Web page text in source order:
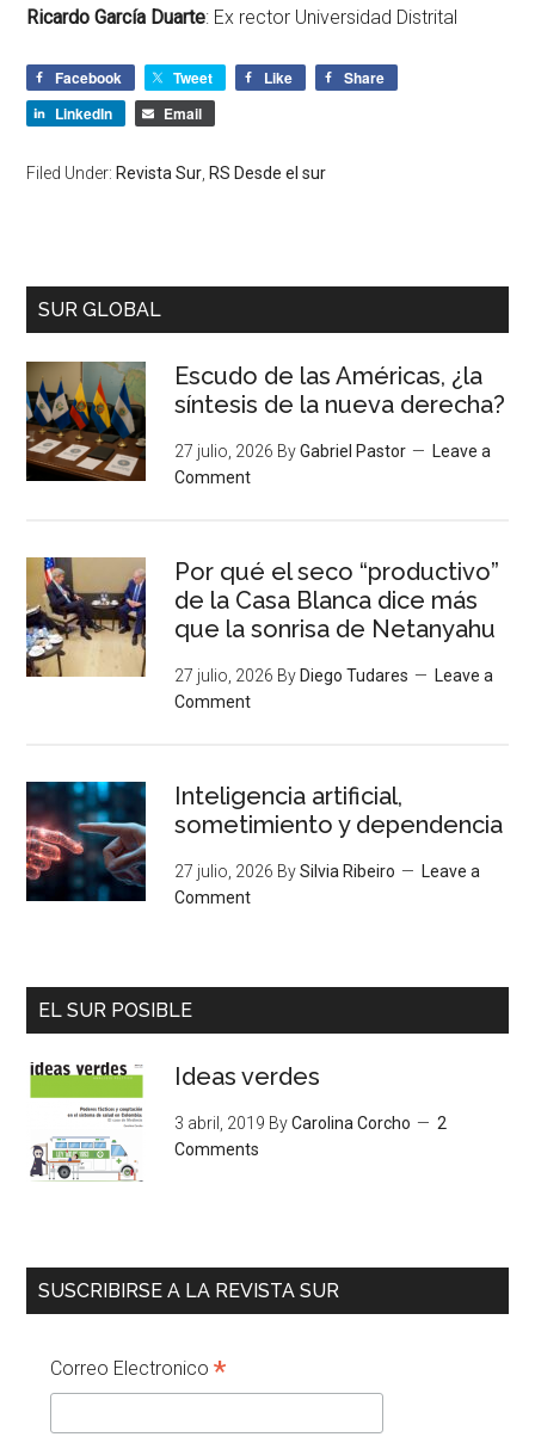
Ricardo García Duarte: Ex rector Universidad Distrital
Facebook Tweet Like
Share
LinkedIn
Email
Filed Under: Revista Sur RS Desde el sur
SUR GLOBAL
Escudo de las Américas, ¿la
síntesis de la nueva derecha?
27 julio, 2026 ByGabriel Pastor
Leave a
Comment
Por qué el seco “productivo”
de la Casa Blanca dice más
que la sonrisa de Netanyahu
27 julio, 2026 By Diego Tudares
Leave a
Comment
Inteligencia artificial,
sometimiento y dependencia
27 julio, 2026 BySilvia Ribeiro
Leave a
Comment
EL SUR POSIBLE
Ideas verdes
3 abril, 2019 ByCarolina Corcho
2
Comments
SUSCRIBIRSE A LA REVISTA SUR
Correo Electronico*